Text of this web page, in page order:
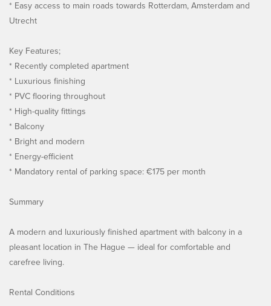
* Easy access to main roads towards Rotterdam, Amsterdam and
Utrecht
Key Features;
* Recently completed apartment
* Luxurious finishing
* PVC flooring throughout
* High-quality fittings
* Balcony
* Bright and modern
* Energy-efficient
* Mandatory rental of parking space: €175 per month
Summary
A modern and luxuriously finished apartment with balcony in a
pleasant location in The Hague — ideal for comfortable and
carefree living.
Rental Conditions